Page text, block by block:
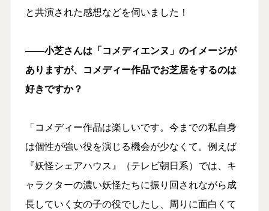
と共演された感想などを伺いました！
――小芝さんは「コメディエンヌ」のイメージが
ありますが、コメディー作品でお芝居をするのは
好きですか？
「コメディー作品は楽しいです。今までの私自身
は個性が強い役を演じる機会が少なくて。例えば
『妖怪シェアハウス』（テレビ朝日系）では、キ
ャラクターの濃い妖怪たちに振り回されながら成
長していく女の子の役でしたし、周りに面白くて